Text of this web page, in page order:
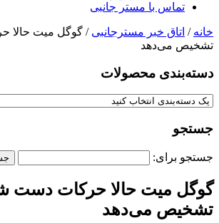
تماس با مستر جانبی
خانه / اتاق خبر مسترجانبی / گوگل میت حالا
تشخیص می‌دهد
دسته‌بندی‌ محصولات
جستجو
جستجو برای:
گوگل میت حالا حرکات دست
تشخیص می‌دهد